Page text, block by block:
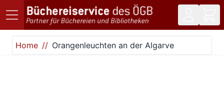
Direkt zum Inhalt
Home
Orangenleuchten an der Algarve